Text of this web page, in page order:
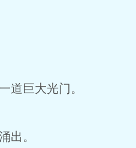
巨大光门。
出。